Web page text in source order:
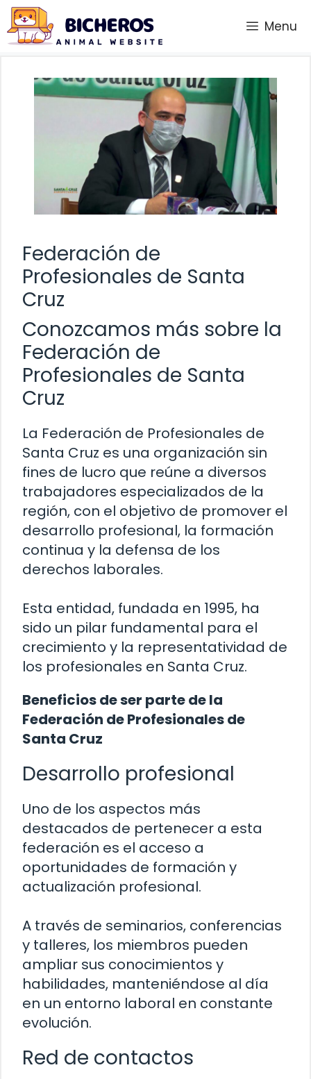
Saltar
al
contenido
Menu
Federación de
Profesionales de Santa
Cruz
Conozcamos más sobre la
Federación de
Profesionales de Santa
Cruz
La Federación de Profesionales de
Santa Cruz es una organización sin
fines de lucro que reúne a diversos
trabajadores especializados de la
región, con el objetivo de promover el
desarrollo profesional, la formación
continua y la defensa de los
derechos laborales.
Esta entidad, fundada en 1995, ha
sido un pilar fundamental para el
crecimiento y la representatividad de
los profesionales en Santa Cruz.
Beneficios de ser parte de la
Federación de Profesionales de
Santa Cruz
Desarrollo profesional
Uno de los aspectos más
destacados de pertenecer a esta
federación es el acceso a
oportunidades de formación y
actualización profesional.
A través de seminarios, conferencias
y talleres, los miembros pueden
ampliar sus conocimientos y
habilidades, manteniéndose al día
en un entorno laboral en constante
evolución.
Red de contactos